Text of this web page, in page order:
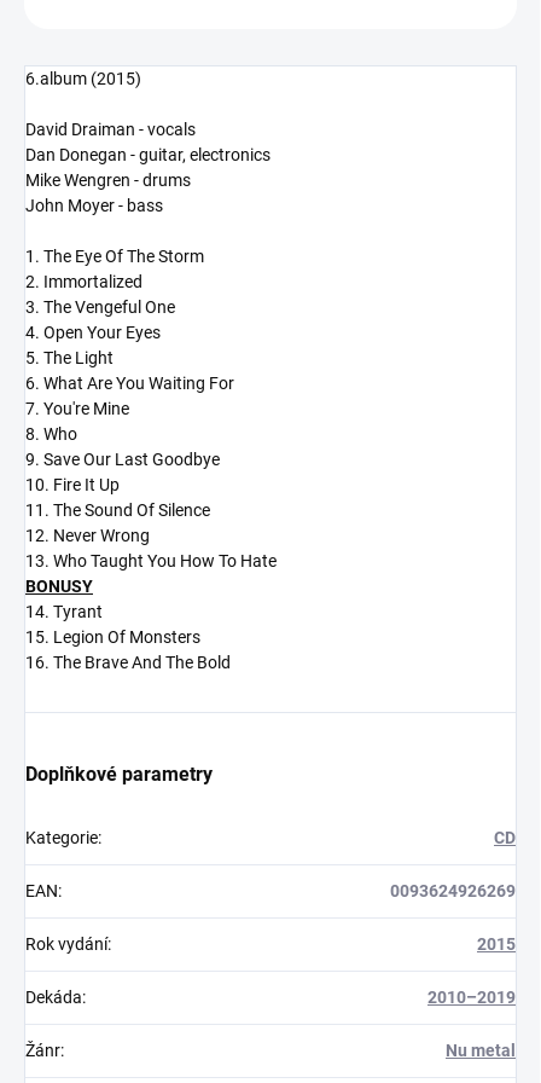
6.album (2015)
David Draiman - vocals
Dan Donegan - guitar, electronics
Mike Wengren - drums
John Moyer - bass
1. The Eye Of The Storm
2. Immortalized
3. The Vengeful One
4. Open Your Eyes
5. The Light
6. What Are You Waiting For
7. You're Mine
8. Who
9. Save Our Last Goodbye
10. Fire It Up
11. The Sound Of Silence
12. Never Wrong
13. Who Taught You How To Hate
BONUSY
14. Tyrant
15. Legion Of Monsters
16. The Brave And The Bold
Doplňkové parametry
Kategorie: CD
EAN: 0093624926269
Rok vydání: 2015
Dekáda: 2010–2019
Žánr: Nu metal